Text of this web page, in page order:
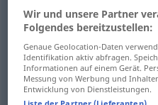
accueillant gemütlich
intime gemütlichLokal,
convivial gemütlich
Wir und unsere Partner
Folgendes bereitzustellen:
Genaue Geolocation-Daten
Identifikation aktiv abfragen.
Informationen auf einem Gerät.
Messung von Werbung und
Entwicklung von Dienstleistungen.